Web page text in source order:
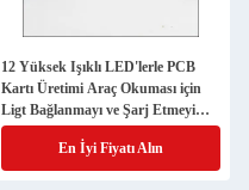
12 Yüksek Işıklı LED'lerle PCB
Kartı Üretimi Araç Okuması için
Ligt Bağlanmayı ve Şarj Etmeyi
Destekler
En İyi Fiyatı Alın